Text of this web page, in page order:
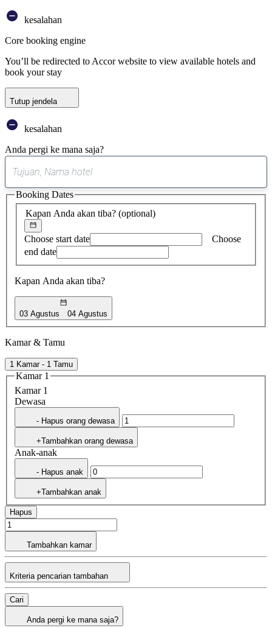
kesalahan
Core booking engine
You’ll be redirected to Accor website to view available hotels and
book your stay
Tutup jendela
kesalahan
Anda pergi ke mana saja?
saran
ditemukan
Kapan Anda akan tiba? (optional)
Choose start date
Choose
end date
Kapan Anda akan tiba?
03 Agustus 04 Agustus
Booking Dates
Kamar & Tamu
1 Kamar - 1 Tamu
Kamar 1
Kamar 1
Dewasa
- Hapus orang dewasa
+Tambahkan orang dewasa
Anak-anak
- Hapus anak
+Tambahkan anak
Hapus
Tambahkan kamar
Kriteria pencarian tambahan
Cari
Anda pergi ke mana saja?